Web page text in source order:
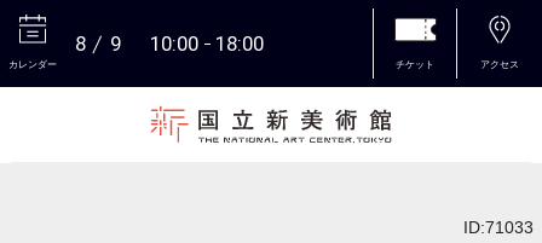
カレンダー
8 9 10:00 18:00
チケット アクセス
ID:71033